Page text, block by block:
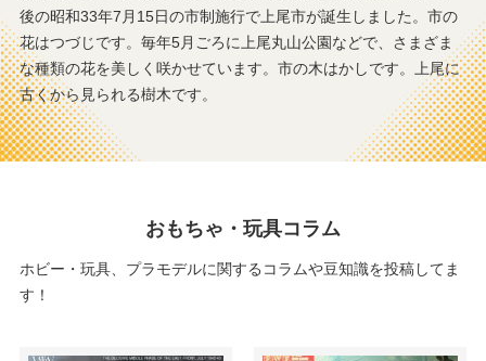
後の昭和33年7月15日の市制施行で上尾市が誕生しました。市の
花はつづじです。毎年5月ごろに上尾丸山公園などで、さまざま
な種類の花を美しく咲かせています。市の木はかしです。上尾に
古くから見られる樹木です。
おもちゃ・玩具コラム
ホビー・玩具、プラモデルに関するコラムや豆知識を投稿してま
す！